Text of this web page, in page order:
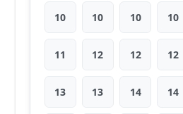
10 10 10 10
11 12 12 12
13 13 14 14